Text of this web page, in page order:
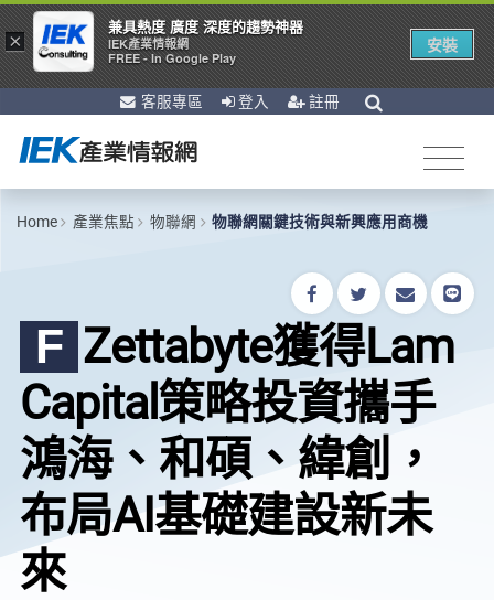
客服專區 登入 註冊
Home 產業焦點 物聯網 物聯網關鍵技術與新興應用商機
F Zettabyte獲得Lam
Capital策略投資攜手
鴻海、和碩、緯創，
布局AI基礎建設新未
來
×
兼具熱度 廣度 深度的趨勢神器
IEK產業情報網
FREE - In Google Play
安裝